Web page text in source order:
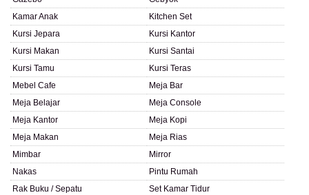
Kamar Anak
Kitchen Set
Kursi Jepara
Kursi Kantor
Kursi Makan
Kursi Santai
Kursi Tamu
Kursi Teras
Mebel Cafe
Meja Bar
Meja Belajar
Meja Console
Meja Kantor
Meja Kopi
Meja Makan
Meja Rias
Mimbar
Mirror
Nakas
Pintu Rumah
Rak Buku / Sepatu
Set Kamar Tidur